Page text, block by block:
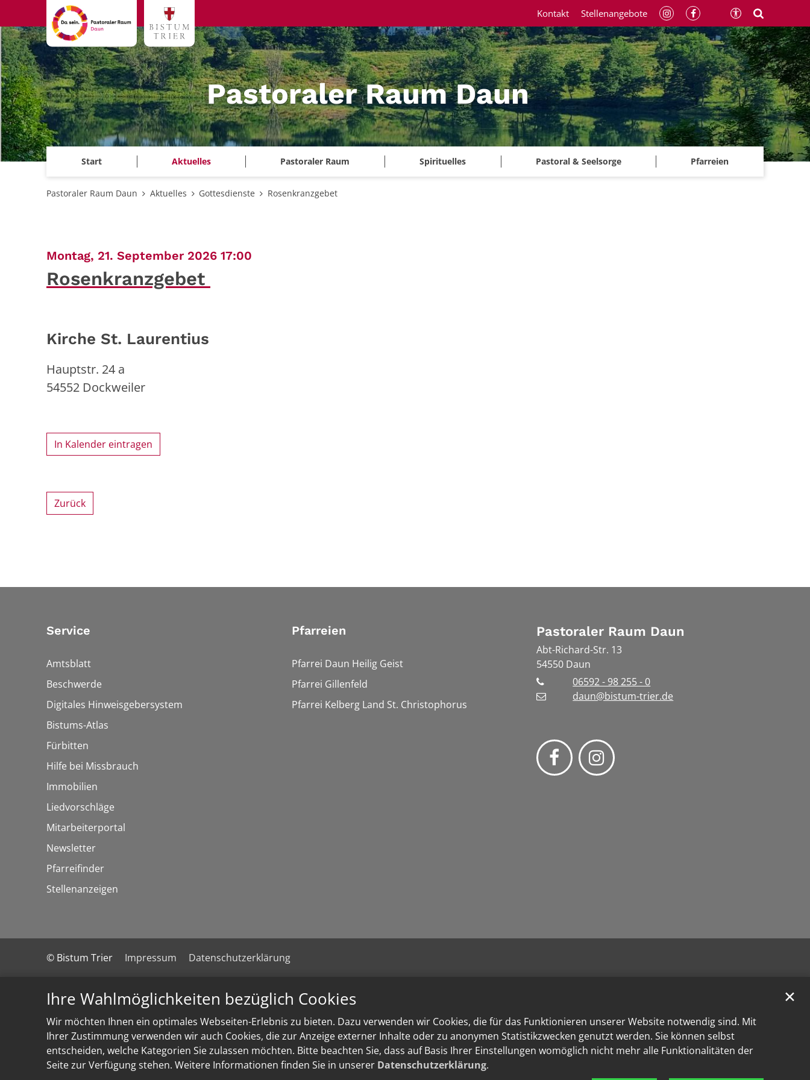
Ihre Wahlmöglichkeiten bezüglich Cookies
Wir möchten Ihnen ein optimales Webseiten-Erlebnis zu bieten. Dazu verwenden wir Cookies, die für das Funktionieren unserer Website notwendig sind. Mit
Ihrer Zustimmung verwenden wir auch Cookies, die zur Anzeige externer Inhalte oder zu anonymen Statistikzwecken genutzt werden. Sie können selbst
entscheiden, welche Kategorien Sie zulassen möchten. Bitte beachten Sie, dass auf Basis Ihrer Einstellungen womöglich nicht mehr alle Funktionalitäten der
Seite zur Verfügung stehen. Weitere Informationen finden Sie in unserer Datenschutzerklärung.
✕
Zum Inhalt springen
Pastoraler Raum Daun
Start Aktuelles Pastoraler Raum Spirituelles Pastoral & Seelsorge Pfarreien
Kontakt Stellenangebote
Pastoraler Raum Daun Aktuelles Gottesdienste Rosenkranzgebet
Montag, 21. September 2026 17:00
Rosenkranzgebet
Kirche St. Laurentius
Hauptstr. 24 a
54552 Dockweiler
In Kalender eintragen
Zurück
Service
Amtsblatt
Beschwerde
Digitales Hinweisgebersystem
Bistums-Atlas
Fürbitten
Hilfe bei Missbrauch
Immobilien
Liedvorschläge
Mitarbeiterportal
Newsletter
Pfarreifinder
Stellenanzeigen
Pfarreien
Pfarrei Daun Heilig Geist
Pfarrei Gillenfeld
Pfarrei Kelberg Land St. Christophorus
Pastoraler Raum Daun
Abt-Richard-Str. 13
54550 Daun
06592 - 98 255 - 0
daun@bistum-trier.de
© Bistum Trier Impressum Datenschutzerklärung